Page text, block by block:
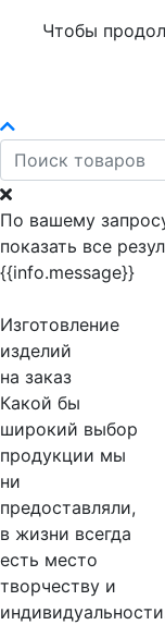
Чтобы
По вашему
показать все
{{info.message}}
Изготовление
изделий
на заказ
Какой бы
широкий выбор
продукции мы
ни
предоставляли,
в жизни всегда
есть место
творчеству и